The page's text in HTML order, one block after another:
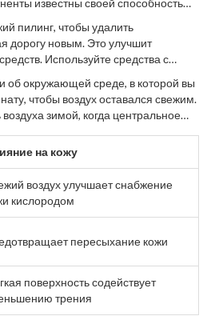
известны своей способностью
концентрацией активных веществ,
Начните с малого, постепенно
кожи, и внесите такие
основе.
пилинг, чтобы удалить
дорогу новым. Это улучшит
Используйте средства с
без агрессивного воздействия.
способ дополнительно
формулу в зависимости от ваших
об окружающей среде, в которой вы
чтобы воздух оставался свежим.
зимой, когда центральное
и менее травмируют кожу. Все эти
простоту, значительно
в ночное время.
на кожу
воздух улучшает снабжение
кислородом
пересыхание кожи
поверхность содействует
трения